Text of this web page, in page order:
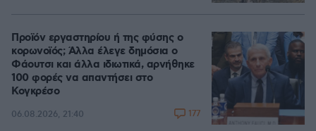
Προϊόν εργαστηρίου ή της φύσης ο
κορωνοϊός; Άλλα έλεγε δημόσια ο
Φάουτσι και άλλα ιδιωτικά, αρνήθηκε
100 φορές να απαντήσει στο
Κογκρέσο
06.08.2026, 21:40 177